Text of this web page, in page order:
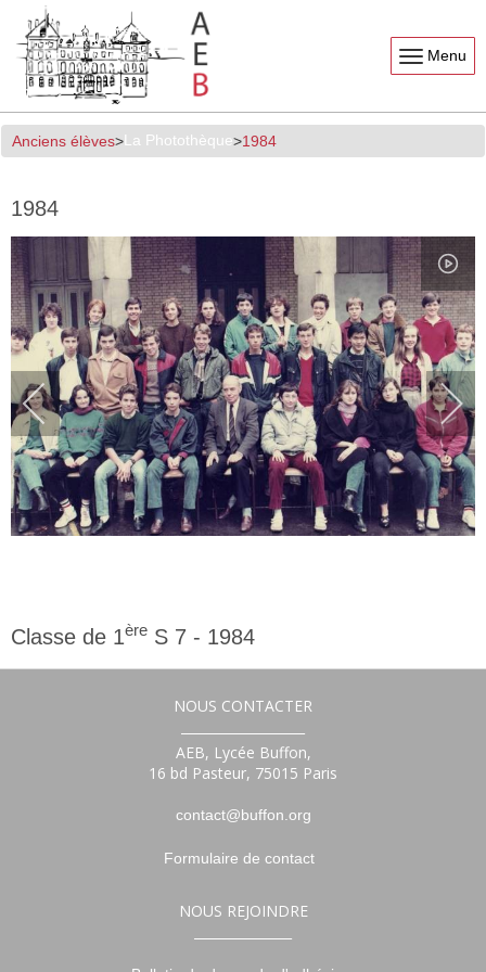
Menu
Anciens élèves La Photothèque 1984
1984
Classe de 1ère S 7 - 1984
1ère
NOUS CONTACTER
AEB, Lycée Buffon,
16 bd Pasteur, 75015 Paris
contact@buffon.org
Formulaire de contact
NOUS REJOINDRE